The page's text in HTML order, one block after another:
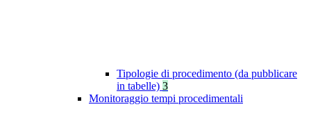
Tipologie di procedimento (da pubblicare
in tabelle) 3
Monitoraggio tempi procedimentali